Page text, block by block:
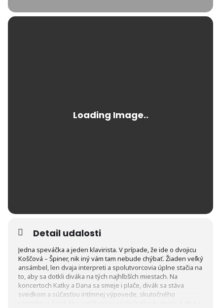
Detail udalosti
Jedna speváčka a jeden klavirista. V prípade, že ide o dvojicu
Koščová – Špiner, nik iný vám tam nebude chýbať. Žiaden veľký
ansámbel, len dvaja interpreti a spolutvorcovia úplne stačia na
to, aby sa dotkli diváka na tých najhlbších miestach. Na
koncertoch Katky a Dana sa smeje i plače, divák sa stáva
svedkom a súčasťou intímnej výpovede, skutočného